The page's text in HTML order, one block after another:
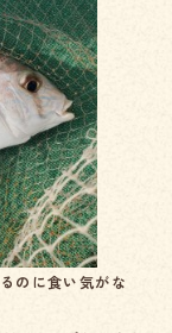
のに食い気がな